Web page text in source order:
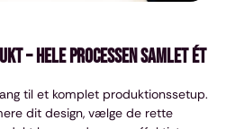
– hele processen samlet ét
til et komplet produktionssetup.
dit design, vælge de rette